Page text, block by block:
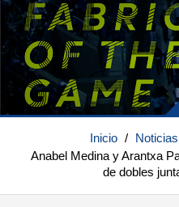
Inicio / Noticias
Anabel Medina y Arantxa
de dobles